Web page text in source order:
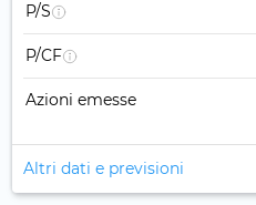
P/S
P/CF
Azioni emesse
Altri dati e previsioni